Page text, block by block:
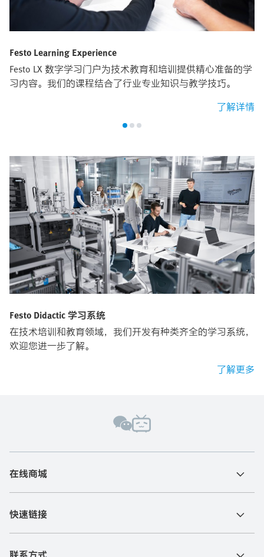
Festo Learning Experience
Festo LX 数字学习门户为技术教育和培训提供精心准备的学
习内容。我们的课程结合了行业专业知识与教学技巧。
了解详情
Festo Didactic 学习系统
在技术培训和教育领域，我们开发有种类齐全的学习系统，
欢迎您进一步了解。
了解更多
在线商城
快速链接